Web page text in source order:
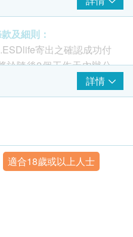
目
血或結直腸癌的早期標誌。
檢查更全面，指數高需進一步
列腺增生或腫瘤。
前列腺癌抗原比率使用。
,掌握較長時間的血糖控制情
、血型及Rh因子、避孕
(女西醫)
，包括香口膠、喉糖，清
服藥 (治糖尿病的藥除
及細則：
寄出之確認成功付
於隨後2個工作天內辦公
查的時間及地點。客戶
致電該中心預約 (電話：
歲或以上之人士 (疫苗
詳情
9樓
適合18歲或以上人士